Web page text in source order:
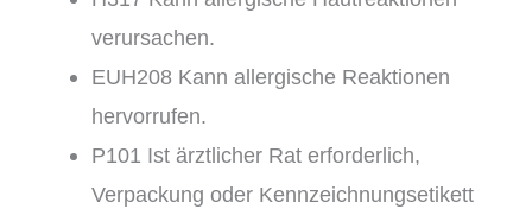
verursachen.
EUH208 Kann allergische Reaktionen
hervorrufen.
P101 Ist ärztlicher Rat erforderlich,
Verpackung oder Kennzeichnungsetikett